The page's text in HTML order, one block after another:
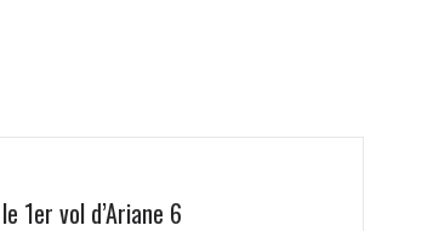
22
23
1er vol d’Ariane 6